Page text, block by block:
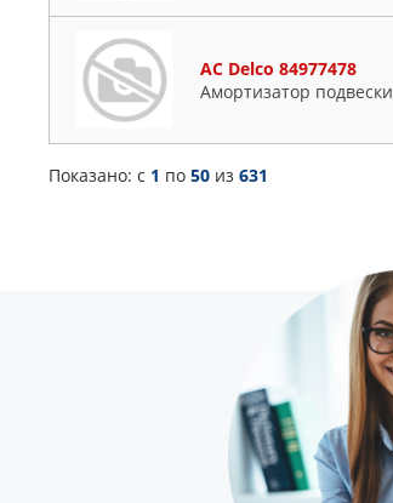
AC Delco 84977478
Амортизатор подвески
Показано: c 1 по 50 из 631